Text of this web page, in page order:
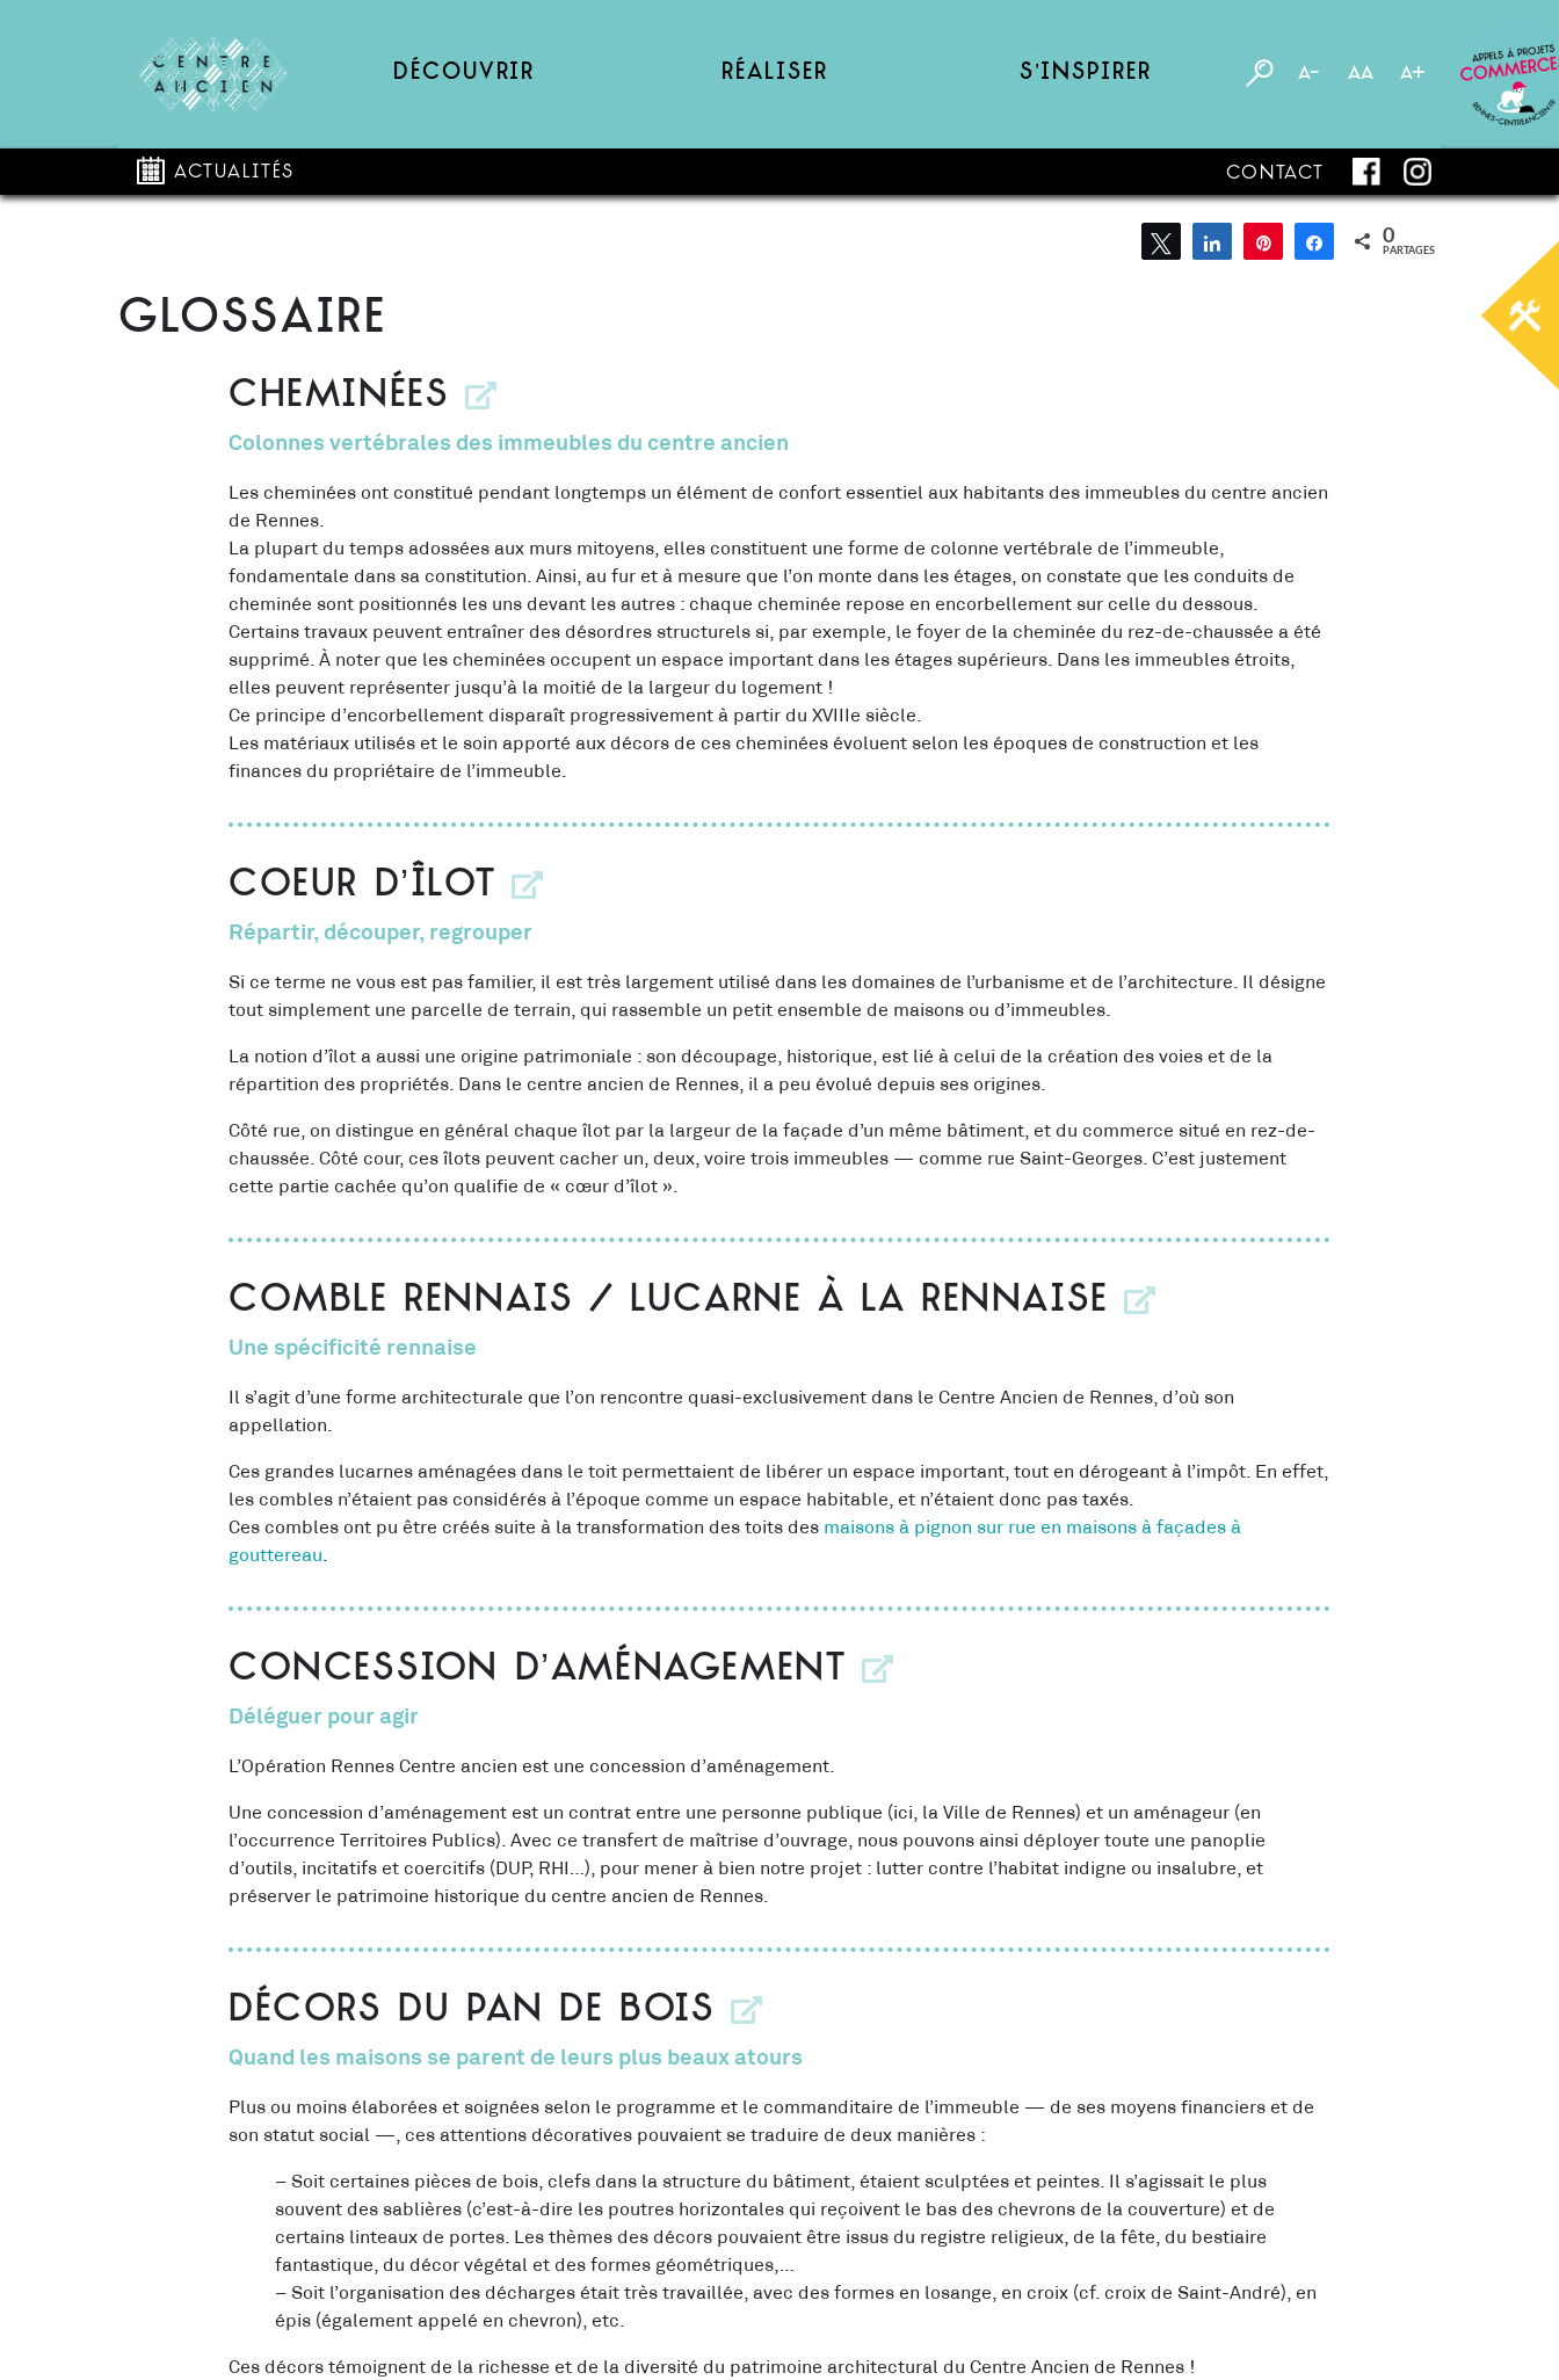
Passer
Découvrir Réaliser S’inspirer A- AA A+
Actualités Contact
Tweetez Partagez Épingle Partagez
0
PARTAGES
GLOSSAIRE
Cheminées
Colonnes vertébrales des immeubles du centre ancien
Les cheminées ont constitué pendant longtemps un élément de confort essentiel aux habitants des immeubles du centre ancien
de Rennes.
La plupart du temps adossées aux murs mitoyens, elles constituent une forme de colonne vertébrale de l’immeuble,
fondamentale dans sa constitution. Ainsi, au fur et à mesure que l’on monte dans les étages, on constate que les conduits de
cheminée sont positionnés les uns devant les autres : chaque cheminée repose en encorbellement sur celle du dessous.
Certains travaux peuvent entraîner des désordres structurels si, par exemple, le foyer de la cheminée du rez-de-chaussée a été
supprimé. À noter que les cheminées occupent un espace important dans les étages supérieurs. Dans les immeubles étroits,
elles peuvent représenter jusqu’à la moitié de la largeur du logement !
Ce principe d’encorbellement disparaît progressivement à partir du XVIIIe siècle.
Les matériaux utilisés et le soin apporté aux décors de ces cheminées évoluent selon les époques de construction et les
finances du propriétaire de l’immeuble.
Coeur d’îlot
Répartir, découper, regrouper
Si ce terme ne vous est pas familier, il est très largement utilisé dans les domaines de l’urbanisme et de l’architecture. Il désigne
tout simplement une parcelle de terrain, qui rassemble un petit ensemble de maisons ou d’immeubles.
La notion d’îlot a aussi une origine patrimoniale : son découpage, historique, est lié à celui de la création des voies et de la
répartition des propriétés. Dans le centre ancien de Rennes, il a peu évolué depuis ses origines.
Côté rue, on distingue en général chaque îlot par la largeur de la façade d’un même bâtiment, et du commerce situé en rez-de-
chaussée. Côté cour, ces îlots peuvent cacher un, deux, voire trois immeubles — comme rue Saint-Georges. C’est justement
cette partie cachée qu’on qualifie de « cœur d’îlot ».
Comble rennais / lucarne à la rennaise
Une spécificité rennaise
Il s’agit d’une forme architecturale que l’on rencontre quasi-exclusivement dans le Centre Ancien de Rennes, d’où son
appellation.
Ces grandes lucarnes aménagées dans le toit permettaient de libérer un espace important, tout en dérogeant à l’impôt. En effet,
les combles n’étaient pas considérés à l’époque comme un espace habitable, et n’étaient donc pas taxés.
Ces combles ont pu être créés suite à la transformation des toits des maisons à pignon sur rue en maisons à façades à
gouttereau
Concession d’aménagement
Déléguer pour agir
L’Opération Rennes Centre ancien est une concession d’aménagement.
Une concession d’aménagement est un contrat entre une personne publique (ici, la Ville de Rennes) et un aménageur (en
l’occurrence Territoires Publics). Avec ce transfert de maîtrise d’ouvrage, nous pouvons ainsi déployer toute une panoplie
d’outils, incitatifs et coercitifs (DUP, RHI…), pour mener à bien notre projet : lutter contre l’habitat indigne ou insalubre, et
préserver le patrimoine historique du centre ancien de Rennes.
Décors du pan de bois
Quand les maisons se parent de leurs plus beaux atours
Plus ou moins élaborées et soignées selon le programme et le commanditaire de l’immeuble — de ses moyens financiers et de
son statut social —, ces attentions décoratives pouvaient se traduire de deux manières :
– Soit certaines pièces de bois, clefs dans la structure du bâtiment, étaient sculptées et peintes. Il s’agissait le plus
souvent des sablières (c’est-à-dire les poutres horizontales qui reçoivent l e bas des chevrons de la couverture) et de
certains linteaux de portes. Les thèmes des décors pouvaient être issus du registre religieux, de la fête, du bestiaire
fantastique, du décor végétal et des formes géométriques,…
– Soit l’organisation des décharges était très travaillée, avec des formes en losange, en croix (cf. croix de Saint-André), en
épis (également appelé en chevron), etc.
Ces décors témoignent de la richesse et de la diversité du patrimoine architectural du Centre Ancien de Rennes !